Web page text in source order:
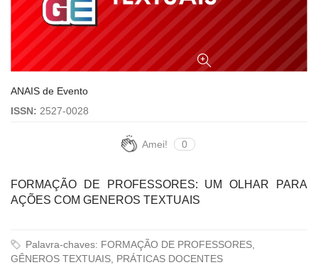
ANAIS de Evento
ISSN: 2527-0028
Amei! 0
FORMAÇÃO DE PROFESSORES: UM OLHAR PARA
AÇÕES COM GENEROS TEXTUAIS
Palavra-chaves: FORMAÇÃO DE PROFESSORES,
GÊNEROS TEXTUAIS, PRÁTICAS DOCENTES